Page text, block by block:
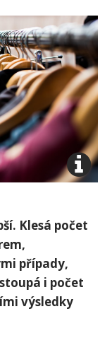
Klesá počet
případy,
i počet
výsledky